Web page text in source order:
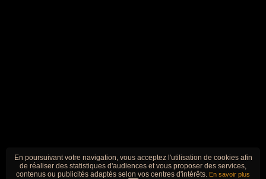
En poursuivant votre navigation, vous acceptez l'utilisation de cookies afin
de réaliser des statistiques d'audiences et vous proposer des services,
contenus ou publicités adaptés selon vos centres d'intérêts. En savoir plus